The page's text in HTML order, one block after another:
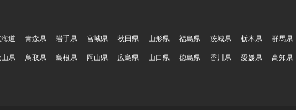
道 青森県 岩手県 宮城県 秋田県 山形県 福島県 茨城県 栃木県 群馬県
県 鳥取県 島根県 岡山県 広島県 山口県 徳島県 香川県 愛媛県 高知県